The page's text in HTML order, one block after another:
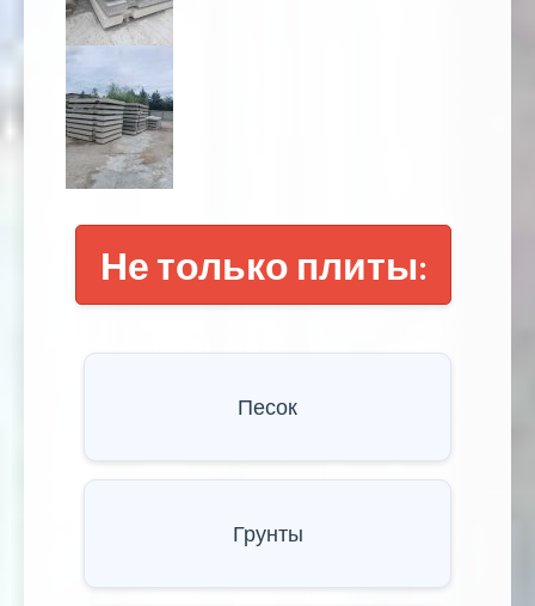
Не только плиты:
Песок
Грунты